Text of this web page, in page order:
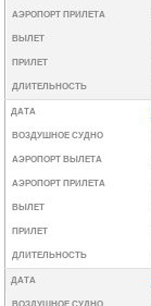
АЭРОПОРТ ПРИЛЕТА
ВЫЛЕТ
ПРИЛЕТ
ДЛИТЕЛЬНОСТЬ
ДАТА
ВОЗДУШНОЕ СУДНО
АЭРОПОРТ ВЫЛЕТА
АЭРОПОРТ ПРИЛЕТА
ВЫЛЕТ
ПРИЛЕТ
ДЛИТЕЛЬНОСТЬ
ДАТА